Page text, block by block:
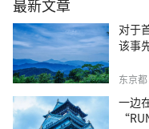
最新文章
对于
该事
东京都
一边